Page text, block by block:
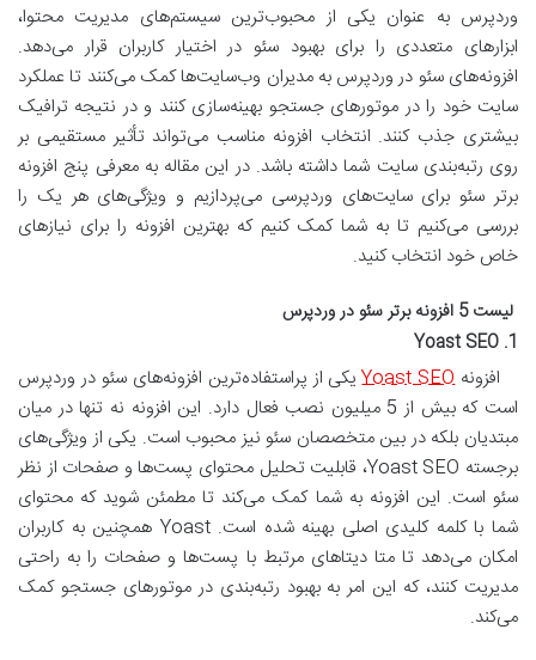
وردپرس به عنوان یکی از محبوب‌ترین سیستم‌های مدیریت محتوا،
ابزارهای متعددی را برای بهبود سئو در اختیار کاربران قرار می‌دهد.
افزونه‌های سئو در وردپرس به مدیران وب‌سایت‌ها کمک می‌کنند تا عملکرد
سایت خود را در موتورهای جستجو بهینه‌سازی کنند و در نتیجه ترافیک
بیشتری جذب کنند. انتخاب افزونه مناسب می‌تواند تأثیر مستقیمی بر
روی رتبه‌بندی سایت شما داشته باشد. در این مقاله به معرفی پنج افزونه
برتر سئو برای سایت‌های وردپرسی می‌پردازیم و ویژگی‌های هر یک را
بررسی می‌کنیم تا به شما کمک کنیم که بهترین افزونه را برای نیازهای
خاص خود انتخاب کنید.
لیست 5 افزونه برتر سئو در وردپرس
1. Yoast SEO
افزونهYoast SEOیکی از پراستفاده‌ترین افزونه‌های سئو در وردپرس
است که بیش از 5 میلیون نصب فعال دارد. این افزونه نه تنها در میان
مبتدیان بلکه در بین متخصصان سئو نیز محبوب است. یکی از ویژگی‌های
برجسته Yoast SEO، قابلیت تحلیل محتوای پست‌ها و صفحات از نظر
سئو است. این افزونه به شما کمک می‌کند تا مطمئن شوید که محتوای
شما با کلمه کلیدی اصلی بهینه شده است. Yoast همچنین به کاربران
امکان می‌دهد تا متا دیتاهای مرتبط با پست‌ها و صفحات را به راحتی
مدیریت کنند، که این امر به بهبود رتبه‌بندی در موتورهای جستجو کمک
می‌کند.